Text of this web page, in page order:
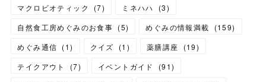
マクロビオティック
(7) ミネハハ (3)
自然食工房めぐみのお食事 (5) めぐみの情報満載 (159)
めぐみ通信 (1) クイズ (1 ) 薬膳講座 (19)
テイクアウト
(7) イベントガイド (91)